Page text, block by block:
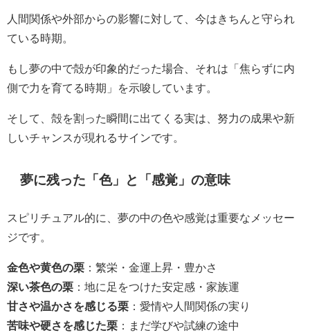
人間関係や外部からの影響に対して、今はきちんと守られ
ている時期。
もし夢の中で殻が印象的だった場合、それは「焦らずに内
側で力を育てる時期」を示唆しています。
そして、殻を割った瞬間に出てくる実は、努力の成果や新
しいチャンスが現れるサインです。
夢に残った「色」と「感覚」の意味
スピリチュアル的に、夢の中の色や感覚は重要なメッセー
ジです。
金色や黄色の栗 ：繁栄・金運上昇・豊かさ
深い茶色の栗 ：地に足をつけた安定感・家族運
甘さや温かさを感じる栗 ：愛情や人間関係の実り
苦味や硬さを感じた栗 ：まだ学びや試練の途中